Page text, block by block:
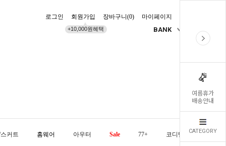
여름휴가
배송안내
CATEGORY
로그인 회원가입
+10,000원혜택
장바구니(0) 마이페이지
BANK
커트 홈웨어 아우터 Sale 77+ 코디템 오늘발송